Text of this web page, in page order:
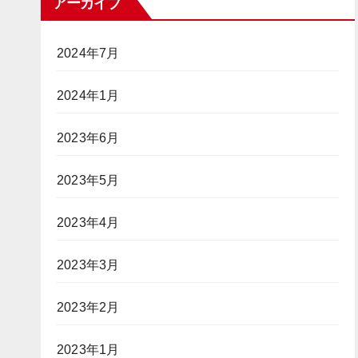
2024年7月
2024年1月
2023年6月
2023年5月
2023年4月
2023年3月
2023年2月
2023年1月